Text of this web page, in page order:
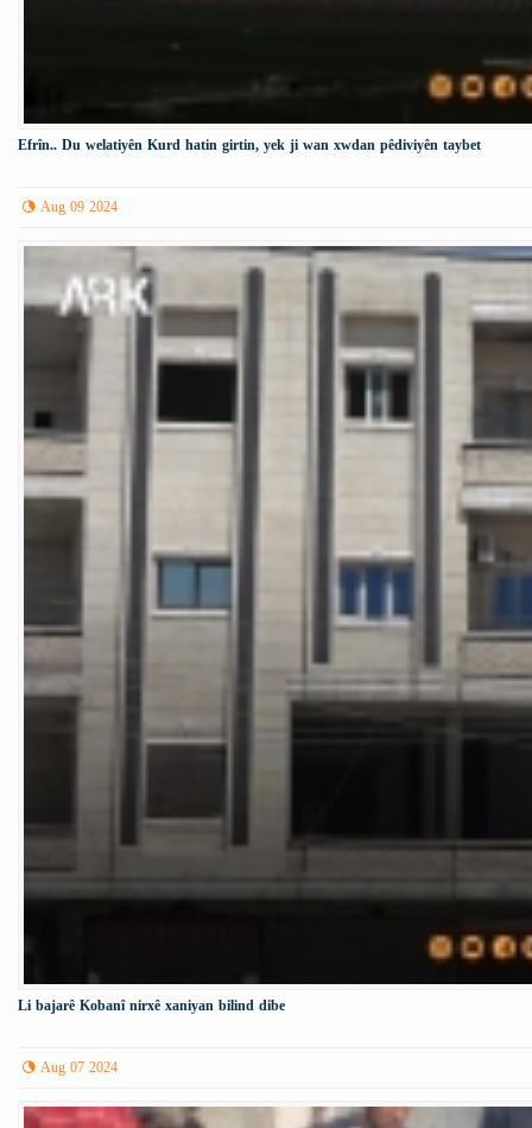
Efrîn.. Du welatiyên Kurd hatin girtin, yek ji wan xwdan pêdiviyên taybet
Aug 09 2024
Li bajarê Kobanî nirxê xaniyan bilind dibe
Aug 07 2024